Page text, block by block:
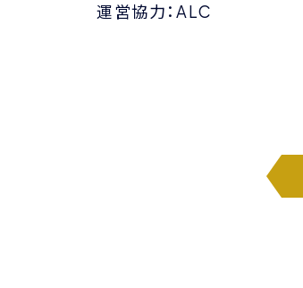
運営協力：ALC